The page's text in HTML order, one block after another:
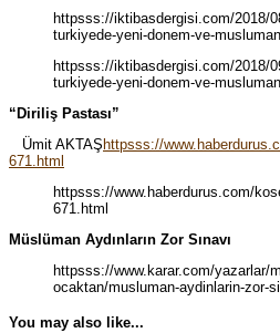
httpsss://iktibasdergisi.com/2018/
turkiyede-yeni-donem-ve-
httpsss://iktibasdergisi.com/2018/
turkiyede-yeni-donem-ve-
“Diriliş Pastası”
Ümit AKTAŞ httpsss://
671.html
httpsss://www.haberdurus.com/
671.html
Müslüman Aydınların Zor Sınavı
httpsss://www.karar.com/yazarlar/
ocaktan/musluman-aydinlarin-zor-
You may also like...